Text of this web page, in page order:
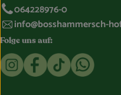
064228976-0
info@bosshammersch-
Folge uns auf:
Externer Link zu
Externer Link zu
Externer